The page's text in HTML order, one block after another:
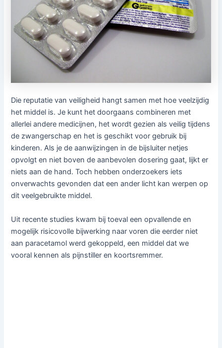
Die reputatie van veiligheid hangt samen met hoe veelzijdig
het middel is. Je kunt het doorgaans combineren met
allerlei andere medicijnen, het wordt gezien als veilig tijdens
de zwangerschap en het is geschikt voor gebruik bij
kinderen. Als je de aanwijzingen in de bijsluiter netjes
opvolgt en niet boven de aanbevolen dosering gaat, lijkt er
niets aan de hand. Toch hebben onderzoekers iets
onverwachts gevonden dat een ander licht kan werpen op
dit veelgebruikte middel.
Uit recente studies kwam bij toeval een opvallende en
mogelijk risicovolle bijwerking naar voren die eerder niet
aan paracetamol werd gekoppeld, een middel dat we
vooral kennen als pijnstiller en koortsremmer.